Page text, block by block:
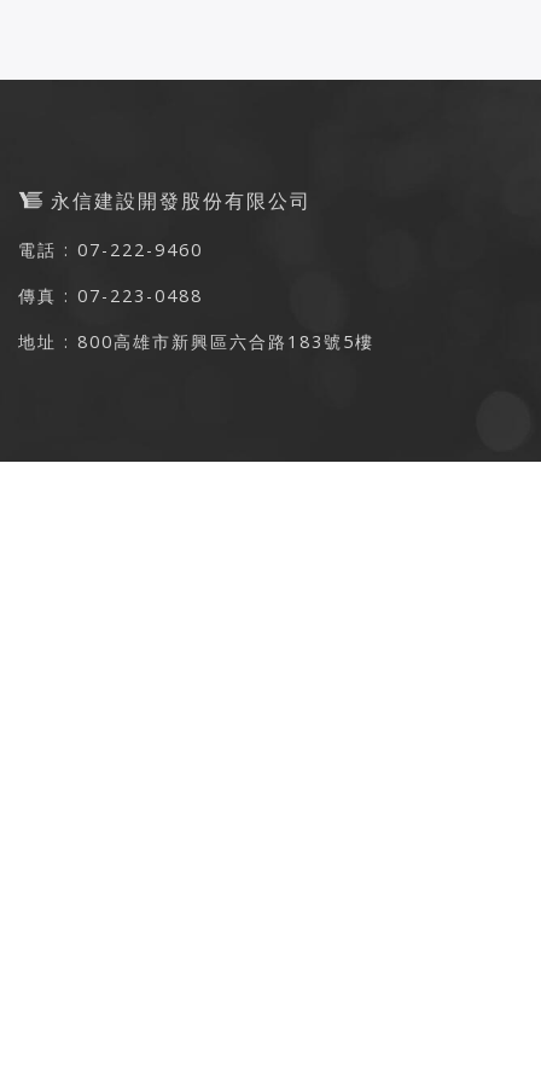
永信建設開發股份有限公司
電話 : 07-222-9460
傳真 : 07-223-0488
地址 : 800高雄市新興區六合路183號5樓